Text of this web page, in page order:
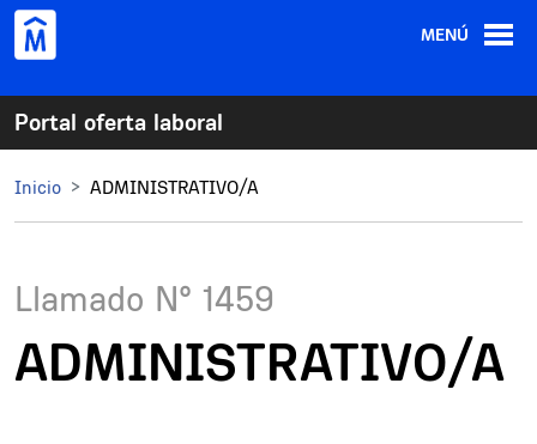
Pasar al contenido principal
MENÚ
Portal oferta laboral
Inicio ADMINISTRATIVO/A
Llamado N° 1459
ADMINISTRATIVO/A